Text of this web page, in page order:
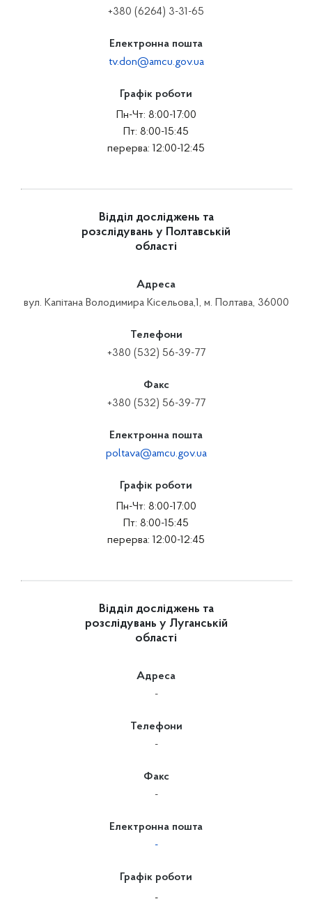
+380 (6264) 3-31-65
Електронна пошта
tv.don@amcu.gov.ua
Графік роботи
Пн-Чт: 8:00-17:00
Пт: 8:00-15:45
перерва: 12:00-12:45
Відділ досліджень та
розслідувань у Полтавській
області
Адреса
вул. Капітана Володимира Кісельова,1, м. Полтава, 36000
Телефони
+380 (532) 56-39-77
Факс
+380 (532) 56-39-77
Електронна пошта
poltava@amcu.gov.ua
Графік роботи
Пн-Чт: 8:00-17:00
Пт: 8:00-15:45
перерва: 12:00-12:45
Відділ досліджень та
розслідувань у Луганській
області
Адреса
-
Телефони
-
Факс
-
Електронна пошта
-
Графік роботи
-